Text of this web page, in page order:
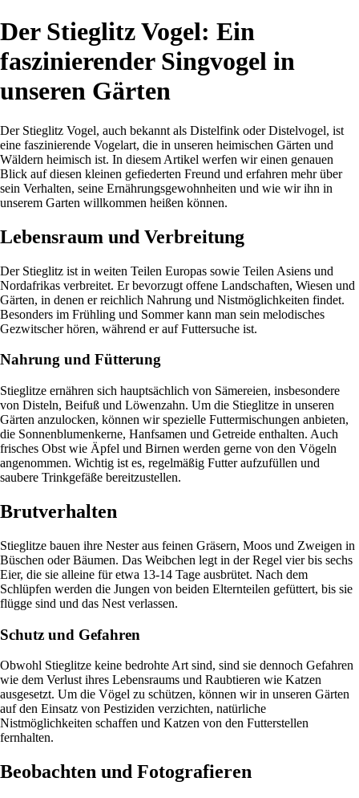
Der Stieglitz Vogel: Ein
faszinierender Singvogel in
unseren Gärten
Der Stieglitz Vogel, auch bekannt als Distelfink oder Distelvogel, ist
eine faszinierende Vogelart, die in unseren heimischen Gärten und
Wäldern heimisch ist. In diesem Artikel werfen wir einen genauen
Blick auf diesen kleinen gefiederten Freund und erfahren mehr über
sein Verhalten, seine Ernährungsgewohnheiten und wie wir ihn in
unserem Garten willkommen heißen können.
Lebensraum und Verbreitung
Der Stieglitz ist in weiten Teilen Europas sowie Teilen Asiens und
Nordafrikas verbreitet. Er bevorzugt offene Landschaften, Wiesen und
Gärten, in denen er reichlich Nahrung und Nistmöglichkeiten findet.
Besonders im Frühling und Sommer kann man sein melodisches
Gezwitscher hören, während er auf Futtersuche ist.
Nahrung und Fütterung
Stieglitze ernähren sich hauptsächlich von Sämereien, insbesondere
von Disteln, Beifuß und Löwenzahn. Um die Stieglitze in unseren
Gärten anzulocken, können wir spezielle Futtermischungen anbieten,
die Sonnenblumenkerne, Hanfsamen und Getreide enthalten. Auch
frisches Obst wie Äpfel und Birnen werden gerne von den Vögeln
angenommen. Wichtig ist es, regelmäßig Futter aufzufüllen und
saubere Trinkgefäße bereitzustellen.
Brutverhalten
Stieglitze bauen ihre Nester aus feinen Gräsern, Moos und Zweigen in
Büschen oder Bäumen. Das Weibchen legt in der Regel vier bis sechs
Eier, die sie alleine für etwa 13-14 Tage ausbrütet. Nach dem
Schlüpfen werden die Jungen von beiden Elternteilen gefüttert, bis sie
flügge sind und das Nest verlassen.
Schutz und Gefahren
Obwohl Stieglitze keine bedrohte Art sind, sind sie dennoch Gefahren
wie dem Verlust ihres Lebensraums und Raubtieren wie Katzen
ausgesetzt. Um die Vögel zu schützen, können wir in unseren Gärten
auf den Einsatz von Pestiziden verzichten, natürliche
Nistmöglichkeiten schaffen und Katzen von den Futterstellen
fernhalten.
Beobachten und Fotografieren